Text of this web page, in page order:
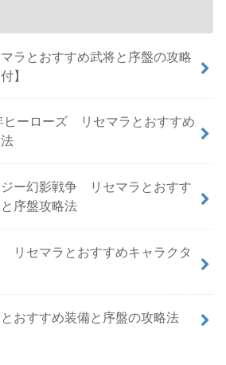
ラとおすすめ武将と序盤の攻略
】
ヒーローズ リセマラとおすすめ
ー幻影戦争 リセマラとおすす
序盤攻略法
リセマラとおすすめキャラクタ
おすすめ装備と序盤の攻略法